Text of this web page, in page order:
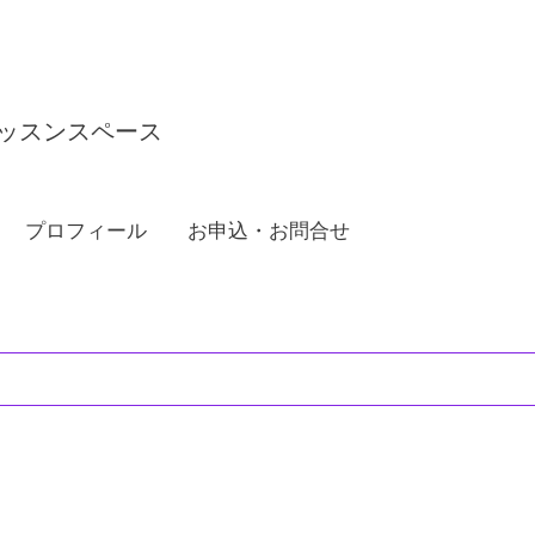
スンスペース
プロフィール お申込・お問合せ